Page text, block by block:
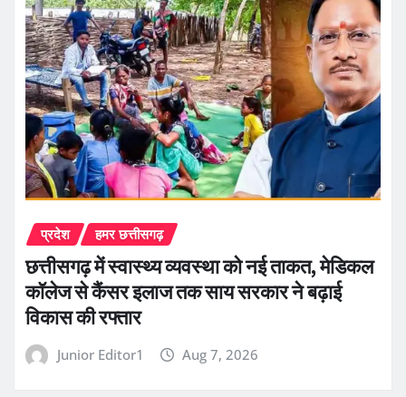
प्रदेश हमर छत्तीसगढ़
छत्तीसगढ़ में स्वास्थ्य व्यवस्था को नई ताकत, मेडिकल
कॉलेज से कैंसर इलाज तक साय सरकार ने बढ़ाई
विकास की रफ्तार
Junior Editor1 Aug 7, 2026